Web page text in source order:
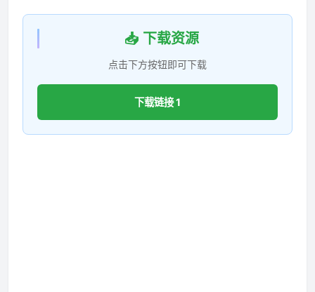
📥 下载资源
点击下方按钮即可下载
下载链接 1